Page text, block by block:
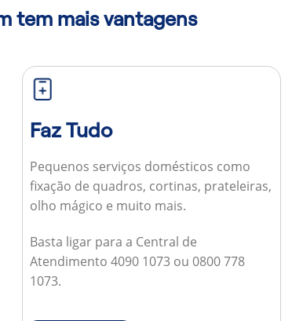
tem mais vantagens
Faz Tudo
Pequenos serviços domésticos como
fixação de quadros, cortinas, prateleiras,
olho mágico e muito mais.
Basta ligar para a Central de
Atendimento 4090 1073 ou 0800 778
1073.